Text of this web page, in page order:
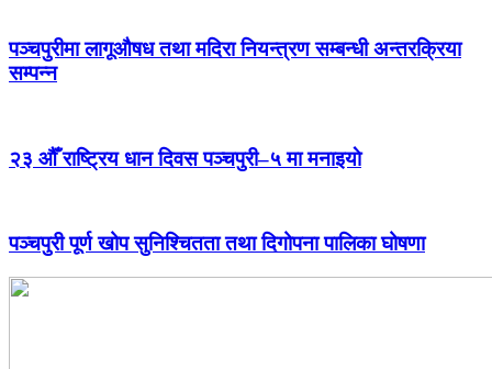
पञ्चपुरीमा लागूऔषध तथा मदिरा नियन्त्रण सम्बन्धी अन्तरक्रिया
सम्पन्न
२३ औँ राष्ट्रिय धान दिवस पञ्चपुरी–५ मा मनाइयाे
पञ्चपुरी पूर्ण खोप सुनिश्चितता तथा दिगोपना पालिका घोषणा